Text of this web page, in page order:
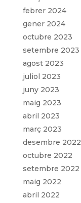
febrer 2024
gener 2024
octubre 2023
setembre 2023
agost 2023
juliol 2023
juny 2023
maig 2023
abril 2023
març 2023
desembre 2022
octubre 2022
setembre 2022
maig 2022
abril 2022